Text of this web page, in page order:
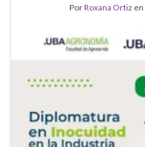
PorRoxana Ortiz en